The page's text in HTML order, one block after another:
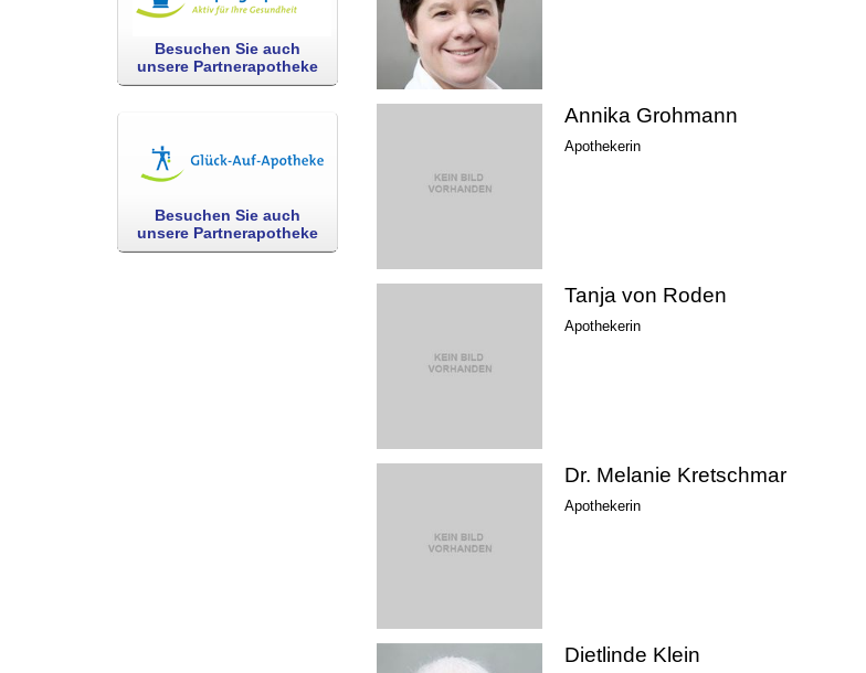
Besuchen Sie auch
unsere Partnerapotheke
Besuchen Sie auch
unsere Partnerapotheke
Annika Grohmann
Apothekerin
Tanja von Roden
Apothekerin
Dr. Melanie Kretschmar
Apothekerin
Dietlinde Klein